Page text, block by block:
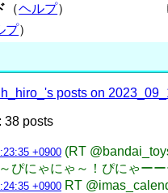
（ヘルプ）
プ）
posts on
38 posts
+0900 (RT
ぴにゃにゃ～！ぴにゃー
+0900 RT